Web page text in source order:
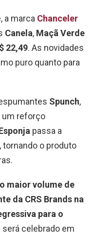
a marca Chanceler
Canela, Maçã Verde
22,49. As novidades
puro quanto para
Spunch,
um reforço
passa a
tornando o produto
o maior volume de
da CRS Brands na
para o
será celebrado em